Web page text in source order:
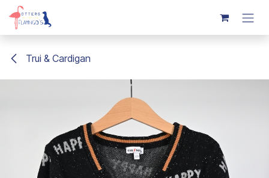
Overslaan naar inhoud
Trui & Cardigan